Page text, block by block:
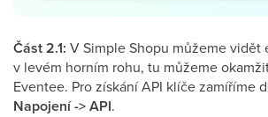
Část 2.1: V Simple Shopu můžeme vidět
v levém horním rohu, tu můžeme
Eventee. Pro získání API klíče zamíříme
Napojení -> API.